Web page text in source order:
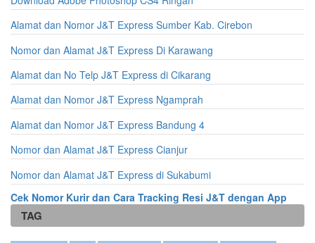
Alamat dan Nomor J&T Express Sumber Kab. Cirebon
Nomor dan Alamat J&T Express Di Karawang
Alamat dan No Telp J&T Express di Cikarang
Alamat dan Nomor J&T Express Ngamprah
Alamat dan Nomor J&T Express Bandung 4
Nomor dan Alamat J&T Express Cianjur
Nomor dan Alamat J&T Express di Sukabumi
Cek Nomor Kurir dan Cara Tracking Resi J&T dengan App
TAG